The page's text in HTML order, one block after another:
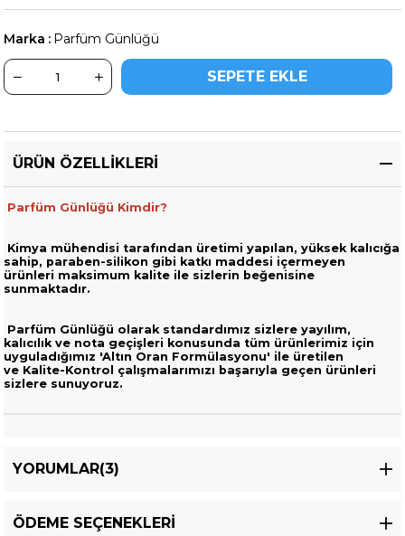
Marka : Parfüm Günlüğü
ÜRÜN ÖZELLIKLERI
Parfüm Günlüğü Kimdir?
Kimya mühendisi tarafından üretimi yapılan, yüksek kalıcığa
sahip, paraben-silikon gibi katkı maddesi içermeyen
ürünleri maksimum kalite ile sizlerin beğenisine
sunmaktadır.
Parfüm Günlüğü olarak standardımız sizlere yayılım,
kalıcılık ve nota geçişleri konusunda tüm ürünlerimiz için
uyguladığımız 'Altın Oran Formülasyonu' ile üretilen
ve Kalite-Kontrol çalışmalarımızı başarıyla geçen ürünleri
sizlere sunuyoruz.
YORUMLAR(3)
ÖDEME SEÇENEKLERI